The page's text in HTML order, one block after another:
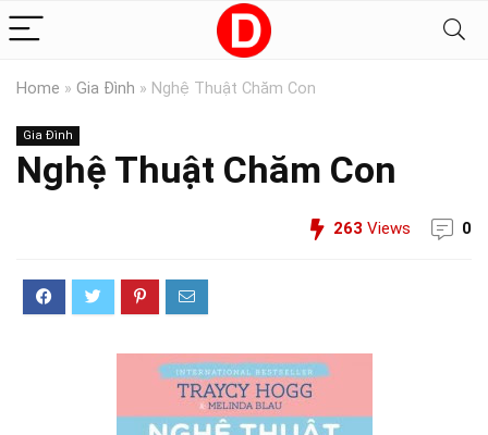
Home » Gia Đình » Nghệ Thuật Chăm Con
Gia Đình
Nghệ Thuật Chăm Con
263 Views 0